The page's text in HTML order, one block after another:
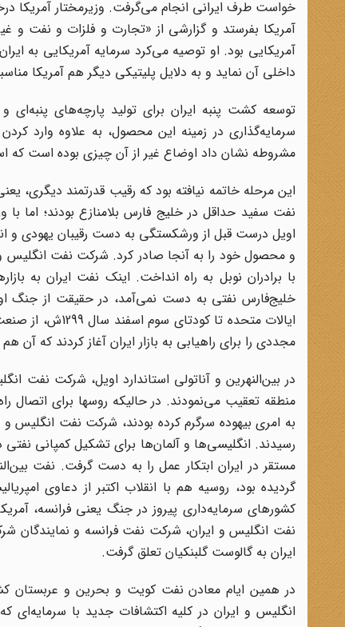
خواست طرف ایرانی انجام می‌گرفت. وزیرمختار آمریکا
آمریکا بفرستد و گزارشی از «تجارت و فلزات و نفت و
آمریکایی بود. او توصیه می‌کرد سرمایه آمریکایی به
داخلی آن نماید و به دلایل پلیتیکی دیگر هم آمریکا
توسعه کشت پنبه ایران برای تولید پارچه‌های
سرمایه‌گذاری در زمینه این محصول، به علاوه وارد
مشروطه نشان داد اوضاع غیر از آن چیزی بوده است که
این مرحله خاتمه نیافته بود که رقیب قدرتمند دیگری،
نفت‌ سفید حداقل در خلیج فارس بلامنازع بودند؛ اما با
اویل درست قبل از ورشکستگی به دست رقیبان یهودی و
و محصول خود را به آنجا صادر کرد. شرکت نفت انگلیس
با برادران نوبل به راه انداخت. اینک نفت ایران به
خلیج‌فارس نفتی به دست نمی‌آمد، در حقیقت از جنگ
ایالات متحده
مجددی را برای راهیابی به بازار ایران آغاز کردند که
در بین‌النهرین و آناتولی استاندارد اویل، شرکت نفت
منطقه تعقیب می‌نمودند. در حالیکه روسها برای اتصال
به امری بیهوده سرگرم کرده بودند، شرکت نفت انگلیس و
رسیدند. انگلیسی‌ها و آلمان‌ها برای تشکیل کمپانی
مستقر در ایران ابتکار عمل را به دست گرفت. نفت
گردیده بود، روسیه هم با انقلاب اکتبر از دعاوی
کشورهای سرمایه‌داری پیروز در جنگ یعنی فرانسه،
نفت انگلیس و ایران، شرکت نفت فرانسه و نمایندگان
ایران به گالوست گلبنکیان تعلق گرفت.
در همین ایام معادن نفت کویت و بحرین و عربستان
انگلیس و ایران در کلیه اکتشافات جدید با سرمایه‌ای